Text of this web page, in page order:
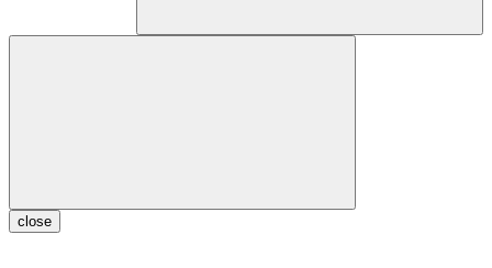
close